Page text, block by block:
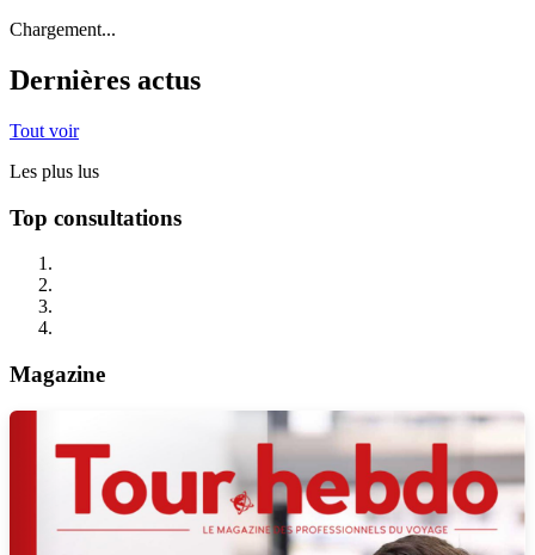
Chargement...
Dernières actus
Tout voir
Les plus lus
Top consultations
Magazine